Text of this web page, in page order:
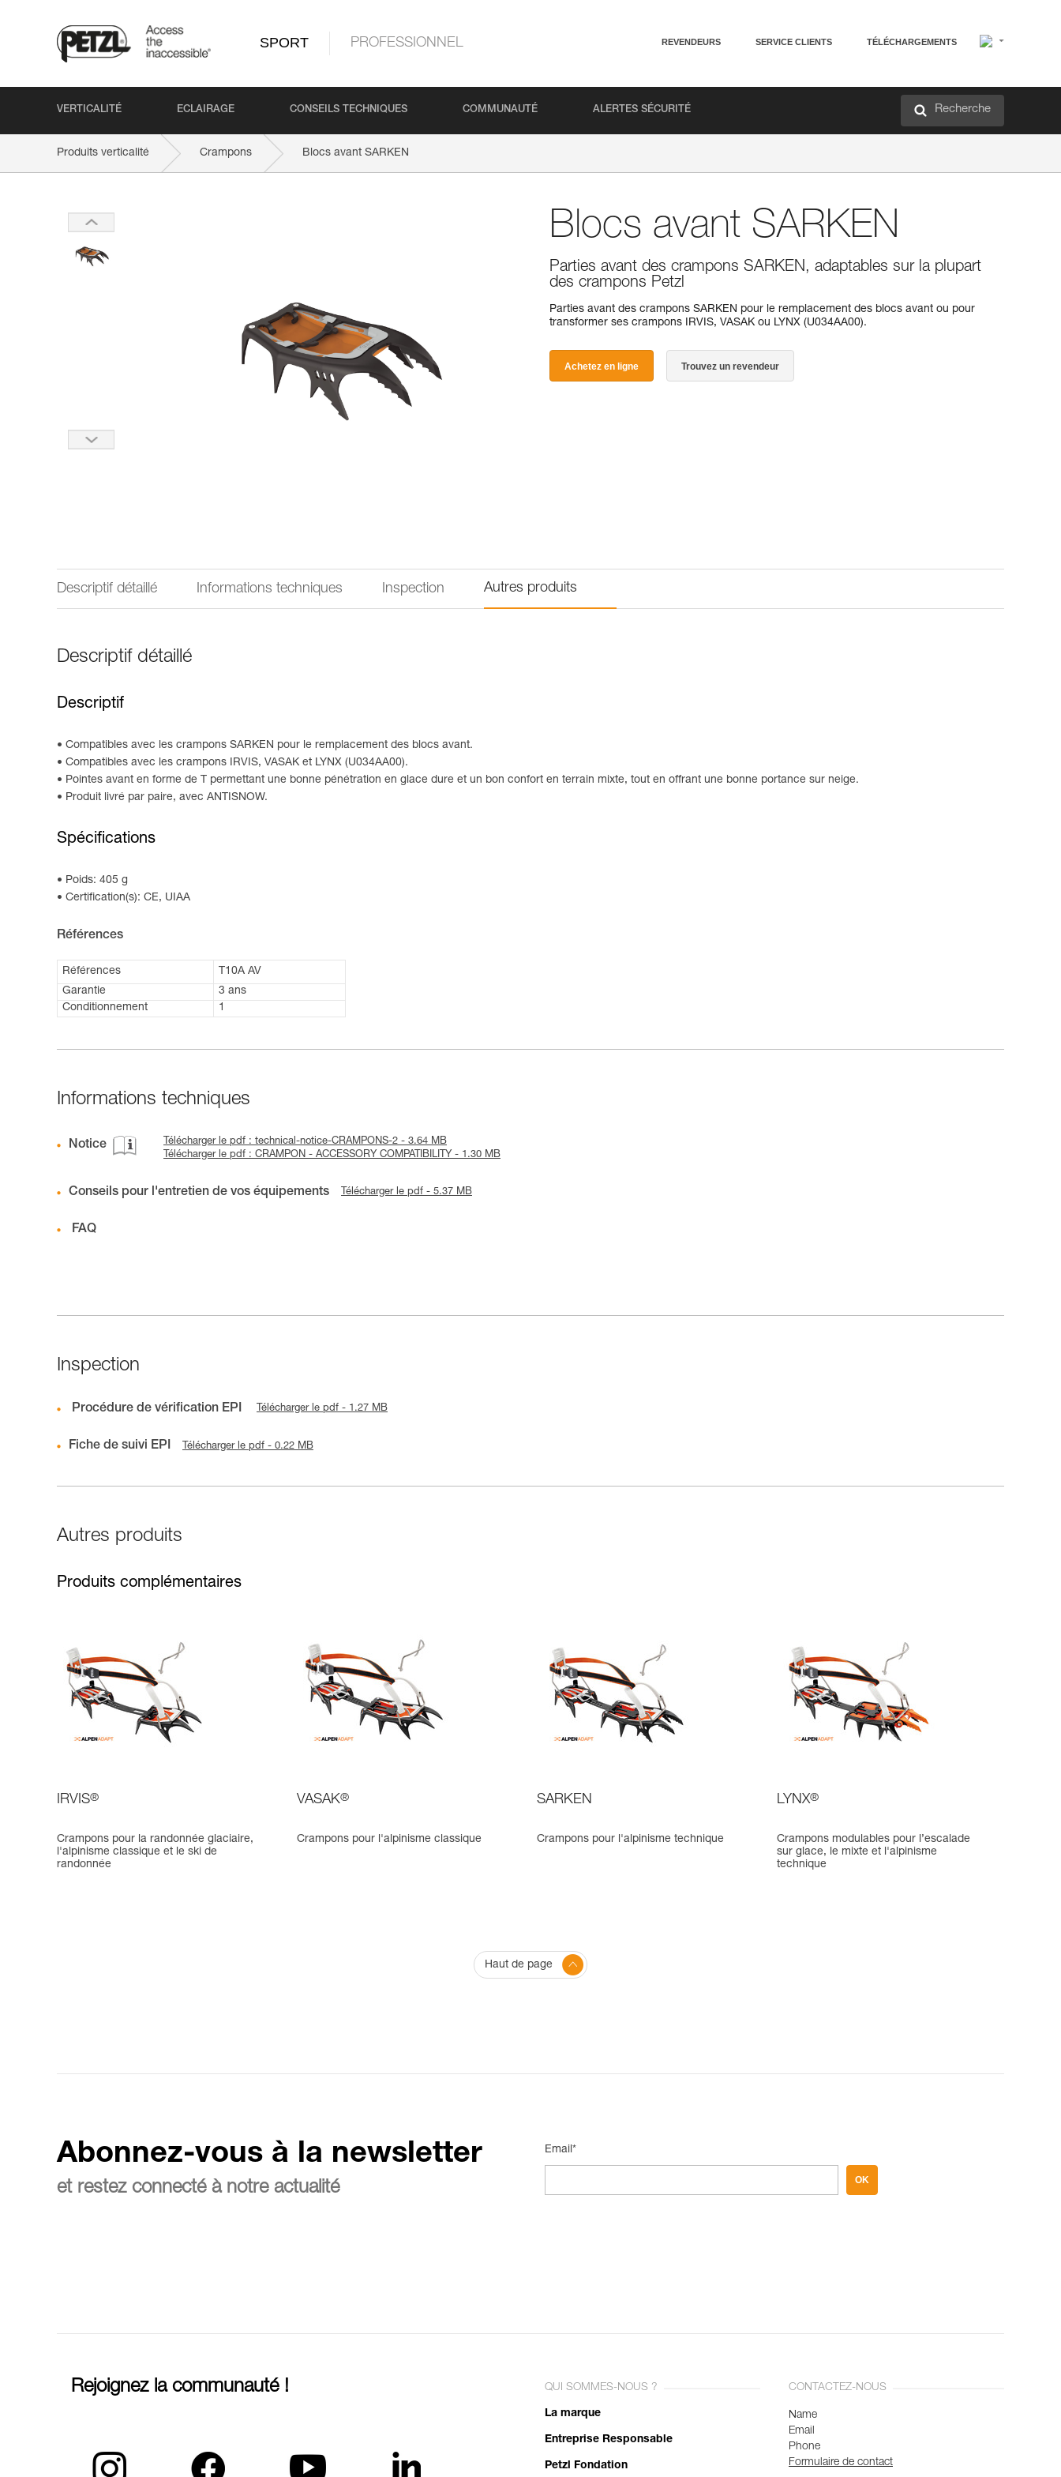
SPORT PROFESSIONNEL REVENDEURS SERVICE CLIENTS TÉLÉCHARGEMENTS
VERTICALITÉ ECLAIRAGE CONSEILS TECHNIQUES COMMUNAUTÉ ALERTES SÉCURITÉ Recherche
Produits verticalité Crampons Blocs avant SARKEN
Blocs avant SARKEN
Parties avant des crampons SARKEN, adaptables sur la plupart
des crampons Petzl
Parties avant des crampons SARKEN pour le remplacement des blocs avant ou pour
transformer ses crampons IRVIS, VASAK ou LYNX (U034AA00).
Achetez en ligne Trouvez un revendeur
Descriptif détaillé Informations techniques Inspection Autres produits
Descriptif détaillé
Descriptif
Compatibles avec les crampons SARKEN pour le remplacement des blocs avant.
Compatibles avec les crampons IRVIS, VASAK et LYNX (U034AA00).
Pointes avant en forme de T permettant une bonne pénétration en glace dure et un bon confort en terrain mixte, tout en offrant une bonne portance sur neige.
Produit livré par paire, avec ANTISNOW.
Spécifications
Poids: 405 g
Certification(s): CE, UIAA
Références
Références
T10A AV
Garantie
3 ans
Conditionnement
1
Informations techniques
Notice
Télécharger le pdf : technical-notice-CRAMPONS-2 - 3.64 MB
Télécharger le pdf : CRAMPON - ACCESSORY COMPATIBILITY - 1.30 MB
Conseils pour l'entretien de vos équipements Télécharger le pdf - 5.37 MB
FAQ
Inspection
Procédure de vérification EPI Télécharger le pdf - 1.27 MB
Fiche de suivi EPI Télécharger le pdf - 0.22 MB
Autres produits
Produits complémentaires
IRVIS®
Crampons pour la randonnée glaciaire,
l'alpinisme classique et le ski de
randonnée
VASAK®
Crampons pour l'alpinisme classique
SARKEN
Crampons pour l'alpinisme technique
LYNX®
Crampons modulables pour l’escalade
sur glace, le mixte et l'alpinisme
technique
Haut de page
Abonnez-vous à la newsletter
et restez connecté à notre actualité
Email*
OK
Rejoignez la communauté ! QUI SOMMES-NOUS ?
La marque
Entreprise Responsable
Petzl Fondation
CONTACTEZ-NOUS
Name
Email
Phone
Formulaire de contact